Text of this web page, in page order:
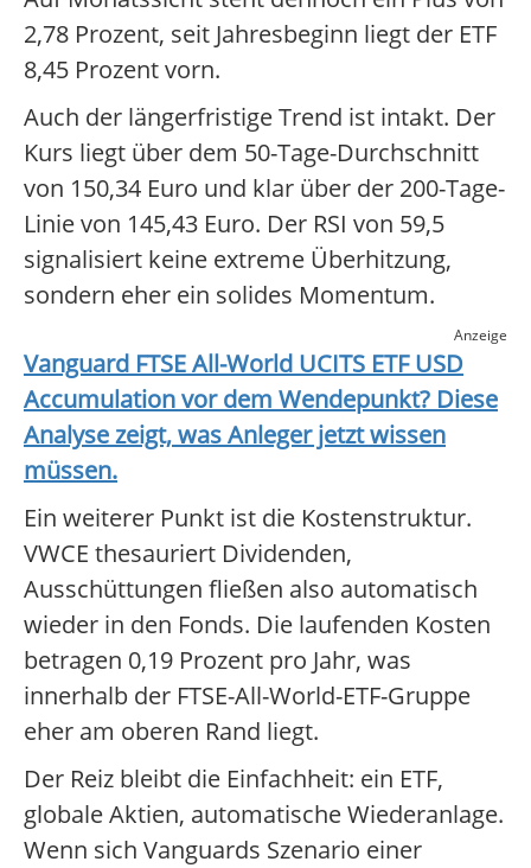
2,78 Prozent, seit Jahresbeginn liegt der ETF
8,45 Prozent vorn.
Auch der längerfristige Trend ist intakt. Der
Kurs liegt über dem 50-Tage-Durchschnitt
von 150,34 Euro und klar über der 200-Tage-
Linie von 145,43 Euro. Der RSI von 59,5
signalisiert keine extreme Überhitzung,
sondern eher ein solides Momentum.
Anzeige
Vanguard FTSE All-World UCITS ETF USD
Accumulationvor dem Wendepunkt? Diese
Analyse zeigt, was Anleger jetzt wissen
müssen.
Ein weiterer Punkt ist die Kostenstruktur.
VWCE thesauriert Dividenden,
Ausschüttungen fließen also automatisch
wieder in den Fonds. Die laufenden Kosten
betragen 0,19 Prozent pro Jahr, was
innerhalb der FTSE-All-World-ETF-Gruppe
eher am oberen Rand liegt.
Der Reiz bleibt die Einfachheit: ein ETF,
globale Aktien, automatische Wiederanlage.
Wenn sich Vanguards Szenario einer